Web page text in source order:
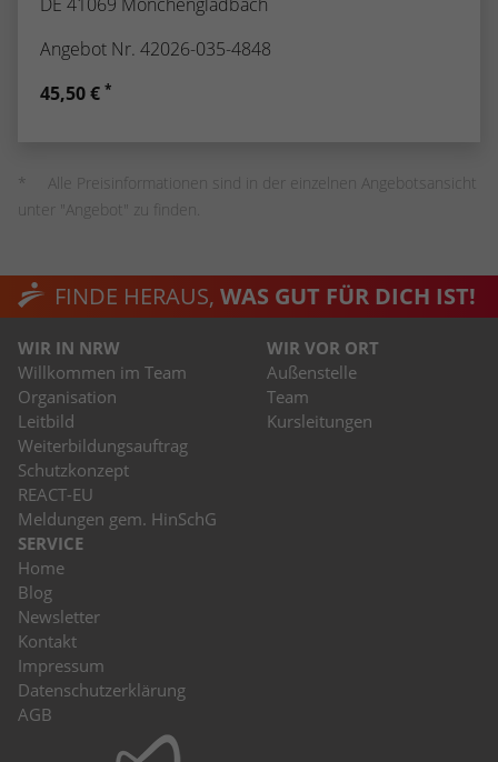
Angebot Nr. 42026-035-4848
45,50 € *
Alle Preisinformationen sind in der einzelnen Angebotsansicht
unter "Angebot" zu finden.
FINDE HERAUS, WAS GUT FÜR DICH IST!
WIR IN NRW
Willkommen im Team
Organisation
Leitbild
Weiterbildungsauftrag
Schutzkonzept
REACT-EU
Meldungen gem. HinSchG
WIR VOR ORT
Außenstelle
Team
Kursleitungen
SERVICE
Home
Blog
Newsletter
Kontakt
Impressum
Datenschutzerklärung
AGB